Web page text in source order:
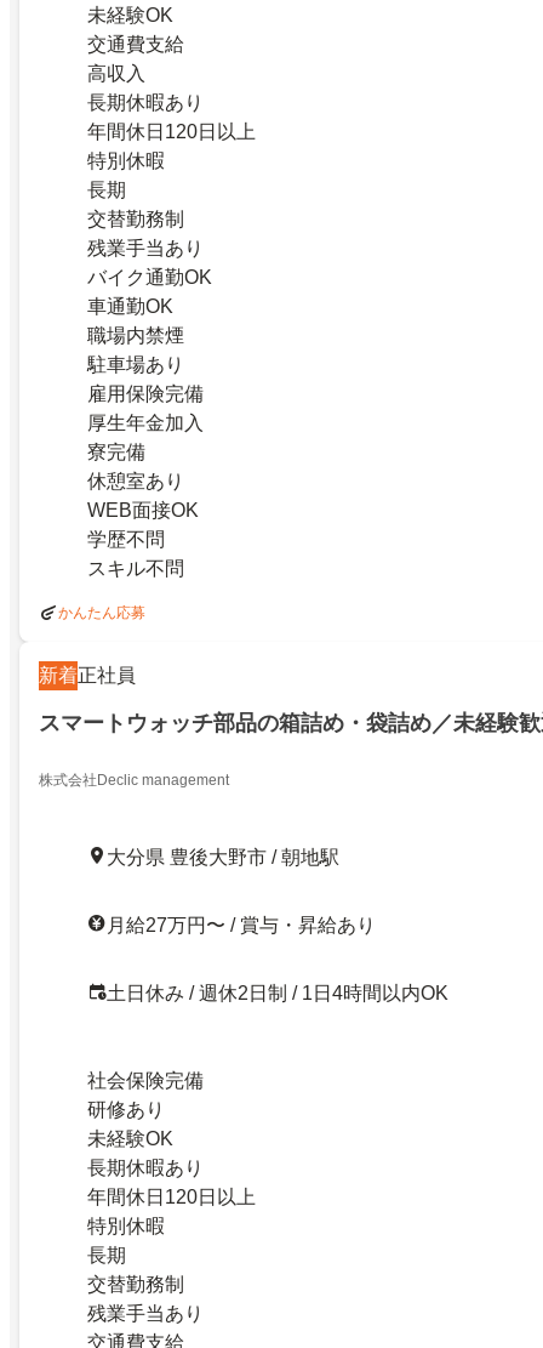
未経験OK
交通費支給
高収入
長期休暇あり
年間休日120日以上
特別休暇
長期
交替勤務制
残業手当あり
バイク通勤OK
車通勤OK
職場内禁煙
駐車場あり
雇用保険完備
厚生年金加入
寮完備
休憩室あり
WEB面接OK
学歴不問
スキル不問
かんたん応募
新着正社員
スマートウォッチ部品の箱詰め・袋詰め／未経験
株式会社Declic management
大分県 豊後大野市 / 朝地駅
月給27万円〜 / 賞与・昇給あり
土日休み / 週休2日制 / 1日4時間以内OK
社会保険完備
研修あり
未経験OK
長期休暇あり
年間休日120日以上
特別休暇
長期
交替勤務制
残業手当あり
交通費支給